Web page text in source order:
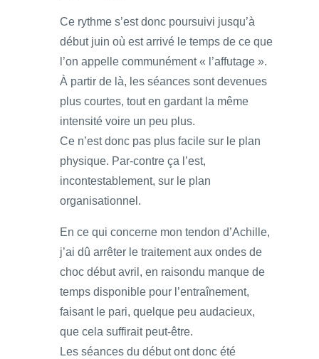
Ce rythme s’est donc poursuivi jusqu’à
début juin où est arrivé le temps de ce que
l’on appelle communément « l’affutage ».
À partir de là, les séances sont devenues
plus courtes, tout en gardant la même
intensité voire un peu plus.
Ce n’est donc pas plus facile sur le plan
physique. Par-contre ça l’est,
incontestablement, sur le plan
organisationnel.
En ce qui concerne mon tendon d’Achille,
j’ai dû arrêter le traitement aux ondes de
choc début avril, en raisondu manque de
temps disponible pour l’entraînement,
faisant le pari, quelque peu audacieux,
que cela suffirait peut-être.
Les séances du début ont donc été